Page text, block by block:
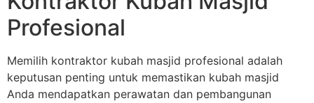
Profesional
Memilih kontraktor kubah masjid profesional adalah
keputusan penting untuk memastikan kubah masjid
Anda mendapatkan perawatan dan pembangunan